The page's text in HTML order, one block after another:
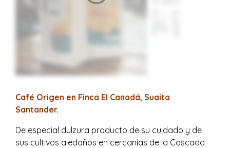
Café Origen en Finca El Canadá, Suaita
Santander.
De especial dulzura producto de su cuidado y de
sus cultivos aledaños en cercanías de la Cascada